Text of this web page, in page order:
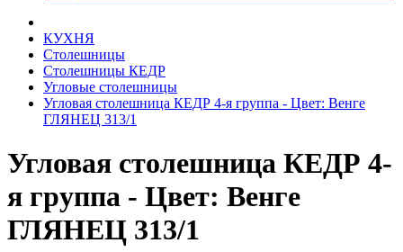
КУХНЯ
Столешницы
Столешницы КЕДР
Угловые столешницы
Угловая столешница КЕДР 4-я группа - Цвет: Венге
ГЛЯНЕЦ 313/1
Угловая столешница КЕДР 4-
я группа - Цвет: Венге
ГЛЯНЕЦ 313/1